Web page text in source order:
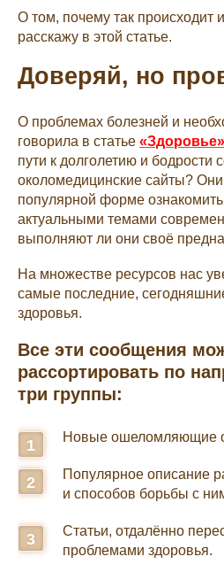
О том, почему так происходит
расскажу в этой статье.
Доверяй, но
О проблемах болезней и
говорила в статье «Здоровье»
пути к долголетию и бодрости
околомедицинские сайты?
популярной форме
актуальными темами
выполняют ли они своё
На множестве ресурсов нас
самые последние,
здоровья.
Все эти сообщения
рассортировать по
три группы:
Новые ошеломляющие
Популярное описание
и способов борьбы с
Статьи, отдалённо
проблемами здоровья.